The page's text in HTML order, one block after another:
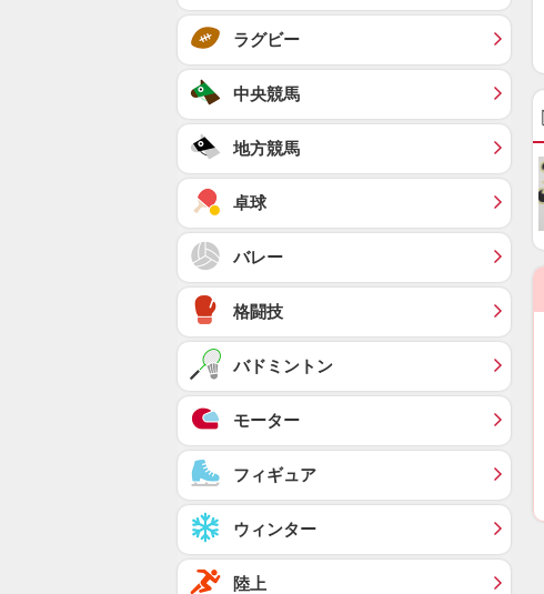
ラグビー
中央競馬
地方競馬
卓球
バレー
格闘技
バドミントン
モーター
フィギュア
ウィンター
陸上